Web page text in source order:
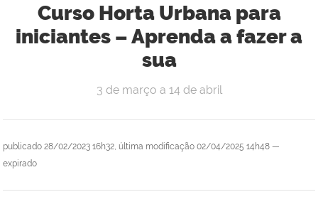
Curso Horta Urbana para
iniciantes – Aprenda a fazer a
sua
publicado 28/02/2023 16h32, última modificação 02/04/2025 14h48 —
expirado
3 de março a 14 de abril